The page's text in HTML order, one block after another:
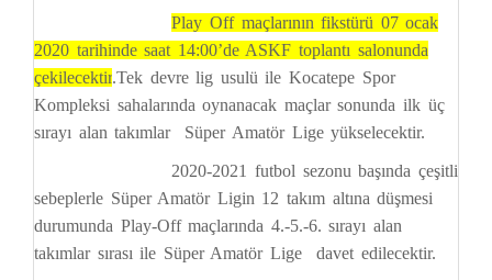
Play Off maçlarının fikstürü 07 ocak
2020 tarihinde saat 14:00’de ASKF toplantı salonunda
çekilecektir.Tek devre lig usulü ile Kocatepe Spor
Kompleksi sahalarında oynanacak maçlar sonunda ilk üç
sırayı alan takımlar Süper Amatör Lige yükselecektir.
2020-2021 futbol sezonu başında çeşitli
sebeplerle Süper Amatör Ligin 12 takım altına düşmesi
durumunda Play-Off maçlarında 4.-5.-6. sırayı alan
takımlar sırası ile Süper Amatör Lige davet edilecektir.